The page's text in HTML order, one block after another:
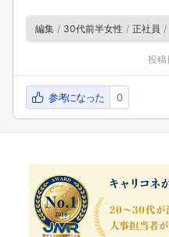
編集 30代前半女性 正社員
投稿
参考になった 0